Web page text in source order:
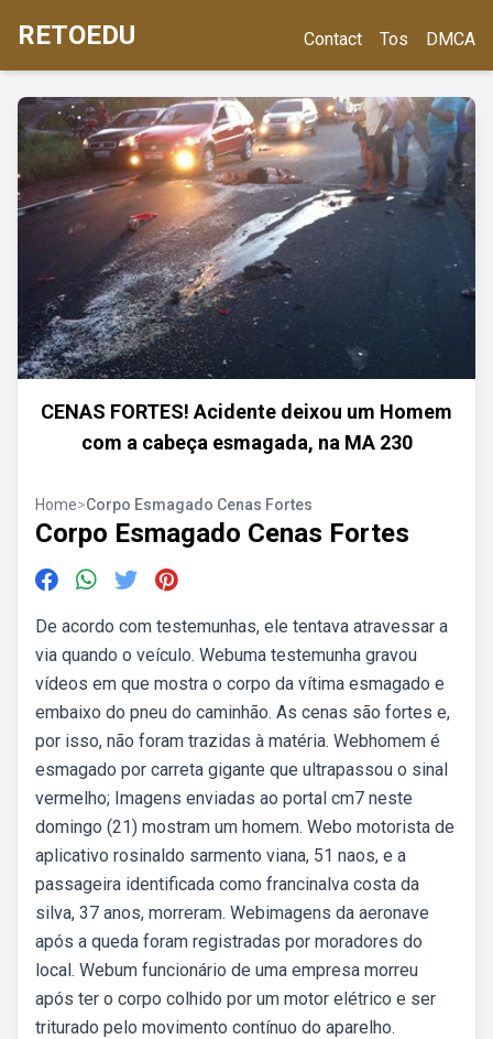
RETOEDU Contact Tos DMCA
CENAS FORTES! Acidente deixou um Homem
com a cabeça esmagada, na MA 230
Home>Corpo Esmagado Cenas Fortes
Corpo Esmagado Cenas Fortes
De acordo com testemunhas, ele tentava atravessar a
via quando o veículo. Webuma testemunha gravou
vídeos em que mostra o corpo da vítima esmagado e
embaixo do pneu do caminhão. As cenas são fortes e,
por isso, não foram trazidas à matéria. Webhomem é
esmagado por carreta gigante que ultrapassou o sinal
vermelho; Imagens enviadas ao portal cm7 neste
domingo (21) mostram um homem. Webo motorista de
aplicativo rosinaldo sarmento viana, 51 naos, e a
passageira identificada como francinalva costa da
silva, 37 anos, morreram. Webimagens da aeronave
após a queda foram registradas por moradores do
local. Webum funcionário de uma empresa morreu
após ter o corpo colhido por um motor elétrico e ser
triturado pelo movimento contínuo do aparelho.